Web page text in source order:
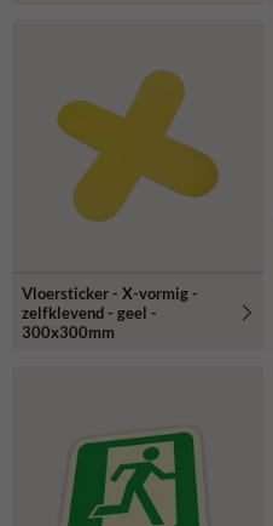
Vloersticker - X-vormig -
zelfklevend - geel -
300x300mm